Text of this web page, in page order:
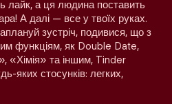
лайк, а ця людина поставить
А далі — все у твоїх руках.
зустріч, подивися, що з
функціям, як Double Date,
«Хімія» та іншим, Tinder
яких стосунків: легких,